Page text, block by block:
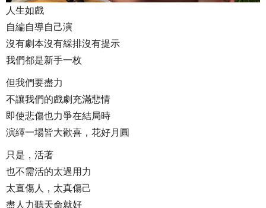
人生如戲
自編自導自己演
沒有劇本沒有綵排沒有提示
我們都是新手一枚
但我們要盡力
不讓我們的戲劇充滿悲情
即使悲傷也力爭在結局時
演繹一場皆大歡喜，花好月圓
只是，活著
也不需活的太過用力
太直傷人，太真傷己
盡人力聽天命就好